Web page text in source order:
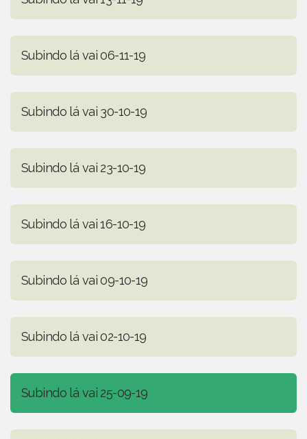
Subindo lá vai 06-11-19
Subindo lá vai 30-10-19
Subindo lá vai 23-10-19
Subindo lá vai 16-10-19
Subindo lá vai 09-10-19
Subindo lá vai 02-10-19
Subindo lá vai 25-09-19